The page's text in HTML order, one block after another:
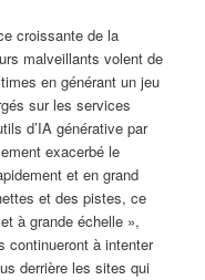
croissante de la
malveillants volent de
en générant un jeu
sur les services
d’IA générative par
exacerbé le
et en grand
et des pistes, ce
à grande échelle »,
continueront à intenter
derrière les sites qui